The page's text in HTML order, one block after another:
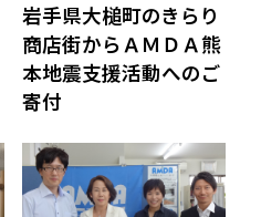
岩手県大槌町のきらり
商店街からＡＭＤＡ熊
本地震支援活動へのご
寄付